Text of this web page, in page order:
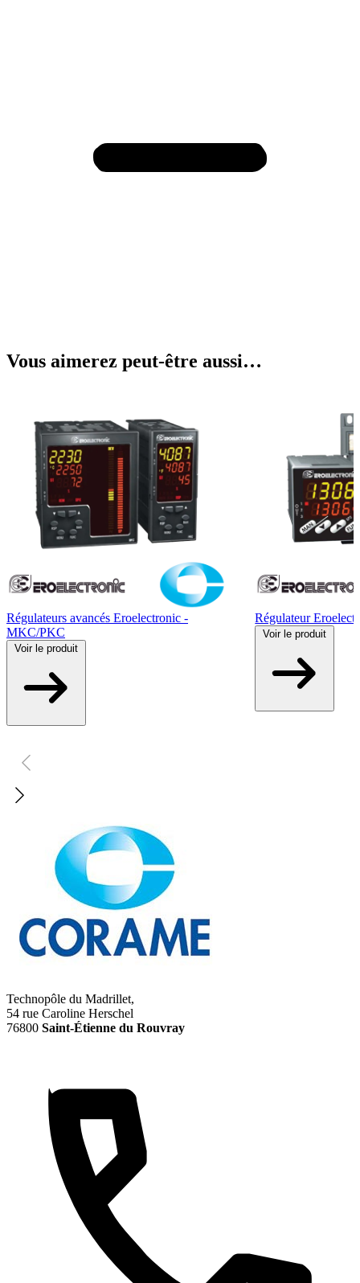
Vous aimerez peut-être aussi…
Régulateurs avancés Eroelectronic -
MKC/PKC
Voir le produit
Régulateur
Voir le produit
Technopôle du Madrillet,
54 rue Caroline Herschel
76800 Saint-Étienne du Rouvray